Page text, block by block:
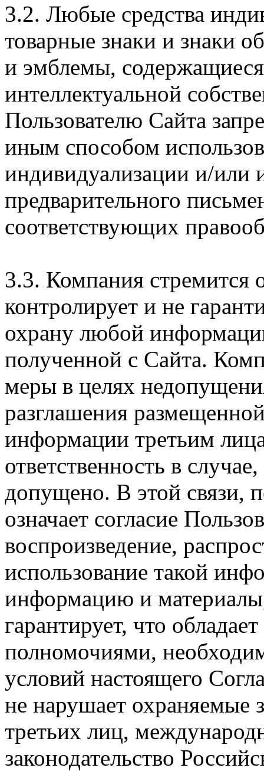
3.2. Любые средства
товарные знаки и знаки
и эмблемы,
интеллектуальной
Пользователю Сайта
иным способом
индивидуализации и/или
предварительного
соответствующих
3.3. Компания стремится
контролирует и не
охрану любой
полученной с Сайта.
меры в целях
разглашения
информации третьим
ответственность в
допущено. В этой связи,
означает согласие
воспроизведение,
использование такой
информацию и
гарантирует, что
полномочиями,
условий настоящего
не нарушает охраняемые
третьих лиц,
законодательство